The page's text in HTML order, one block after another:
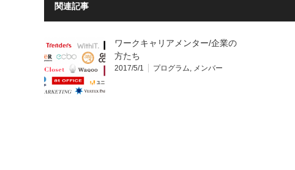
関連記事
ワークキャリアメンター/企業の
方たち
2017/5/1 プログラム メンバー